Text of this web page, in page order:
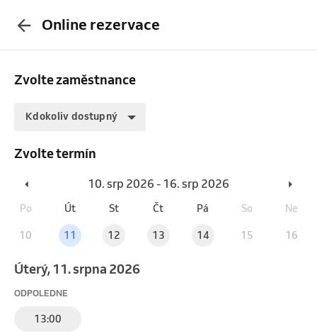
Online rezervace
Zvolte zaměstnance
Kdokoliv dostupný
Zvolte termín
10. srp 2026 - 16. srp 2026
Po Út St Čt Pá So Ne
10 11 12 13 14 15 16
úterý, 11. srpna 2026
ODPOLEDNE
13:00